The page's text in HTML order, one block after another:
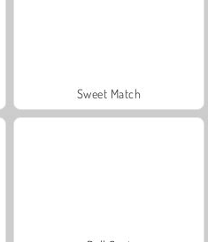
Sweet Match